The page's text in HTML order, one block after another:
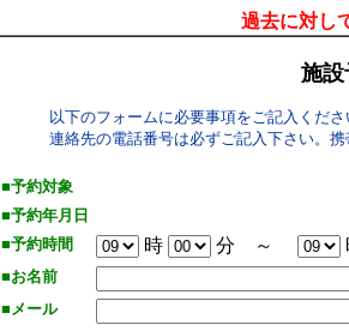
過去に対し
施設
以下のフォームに必要事項をご記入くださ
連絡先の電話番号は必ずご記入下さい。
■予約対象
■予約年月日
■予約時間
時 分 ～
■お名前
■メール